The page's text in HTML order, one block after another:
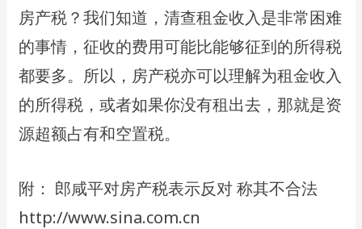
房产税？我们知道，清查租⾦收⼊是⾮常困难
的事情，征收的费⽤可能⽐能够征到的所得税
都要多。所以，房产税亦可以理解为租⾦收⼊
的所得税，或者如果你没有租出去，那就是资
源超额占有和空置税。
附： 郎咸平对房产税表示反对 称其不合法
http://www.sina.com.cn